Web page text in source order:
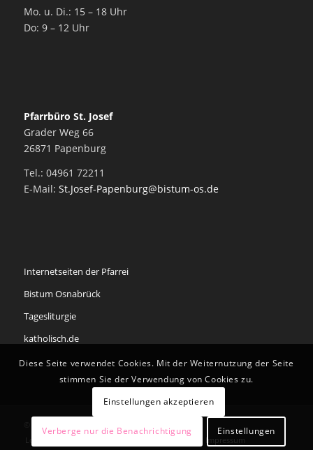
Mo. u. Di.: 15 – 18 Uhr
Do: 9 – 12 Uhr
Pfarrbüro St. Josef
Grader Weg 66
26871 Papenburg
Tel.: 04961 72211
E-Mail: St.Josef-Papenburg@bistum-os.de
Internetseiten der Pfarrei
Bistum Osnabrück
Tagesliturgie
katholisch.de
Login
Impressum
Diese Seite verwendet Cookies. Mit der Weiternutzung der Seite
stimmen Sie der Verwendung von Cookies zu.
Einstellungen akzeptieren
Verberge nur die Benachrichtigung Einstellungen